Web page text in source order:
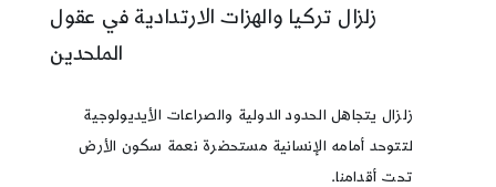
زلزال تركيا والهزات الارتدادية في عقول
الملحدين
زلزال يتجاهل الحدود الدولية والصراعات الأيديولوجية
لتتوحد أمامه الإنسانية مستحضرة نعمة سكون الأرض
تحت أقدامنا.